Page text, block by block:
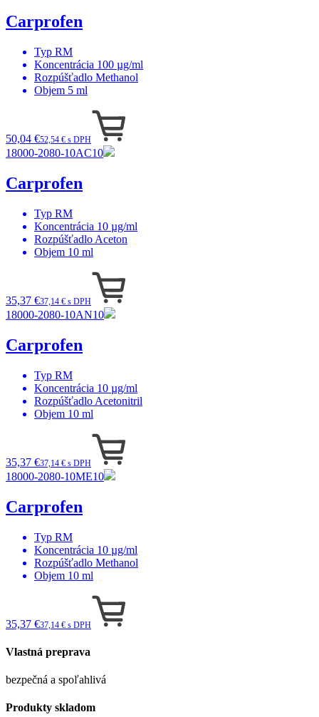
Carprofen
Typ RM
Koncentrácia 100 µg/ml
Rozpúšťadlo Methanol
Objem 5 ml
50,04 €52,54 € s DPH
18000-2080-10AC10
Carprofen
Typ RM
Koncentrácia 10 µg/ml
Rozpúšťadlo Aceton
Objem 10 ml
35,37 €37,14 € s DPH
18000-2080-10AN10
Carprofen
Typ RM
Koncentrácia 10 µg/ml
Rozpúšťadlo Acetonitril
Objem 10 ml
35,37 €37,14 € s DPH
18000-2080-10ME10
Carprofen
Typ RM
Koncentrácia 10 µg/ml
Rozpúšťadlo Methanol
Objem 10 ml
35,37 €37,14 € s DPH
Vlastná preprava
bezpečná a spoľahlivá
Produkty skladom